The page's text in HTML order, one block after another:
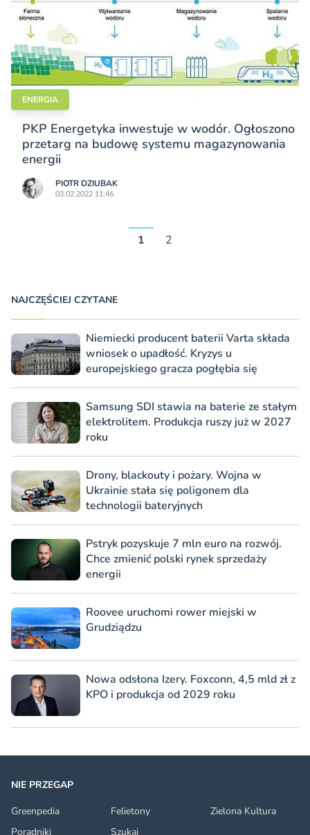
ENERGIA
PKP Energetyka inwestuje w wodór. Ogłoszono
przetarg na budowę systemu magazynowania
energii
PIOTR DZIUBAK
03.02.2022 11:46
1 2
NAJCZĘŚCIEJ CZYTANE
Niemiecki producent baterii Varta składa
wniosek o upadłość. Kryzys u
europejskiego gracza pogłębia się
Samsung SDI stawia na baterie ze stałym
elektrolitem. Produkcja ruszy już w 2027
roku
Drony, blackouty i pożary. Wojna w
Ukrainie stała się poligonem dla
technologii bateryjnych
Pstryk pozyskuje 7 mln euro na rozwój.
Chce zmienić polski rynek sprzedaży
energii
Roovee uruchomi rower miejski w
Grudziądzu
Nowa odsłona Izery. Foxconn, 4,5 mld zł z
KPO i produkcja od 2029 roku
NIE PRZEGAP
Greenpedia
Felietony
Zielona Kultura
Poradniki
Szukaj